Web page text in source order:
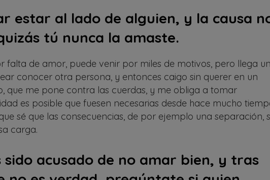
estar al lado de alguien, y la causa
tú nunca la amaste.
falta de amor, puede venir por miles de motivos, pero llega un
conocer otra persona, y entonces caigo sin querer en un
que me pone contra las cuerdas, y me obliga a tomar
es posible que fuesen necesarias desde hace mucho
sé que las consecuencias, de por ejemplo una separación,
carga.
acusado de no amar bien, y tras